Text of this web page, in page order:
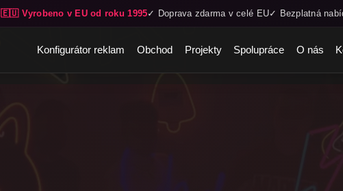
🇪🇺 Vyrobeno v EU od roku 1995✓ Doprava zdarma v celé EU✓ Bezplatná
Konfigurátor reklam Obchod Projekty Spolupráce O nás